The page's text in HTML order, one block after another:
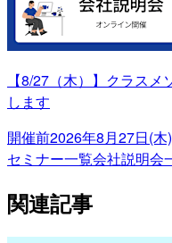
【8/27（木）】クラス
します
開催前2026年8月27日(木
セミナー一覧会社説明会
関連記事